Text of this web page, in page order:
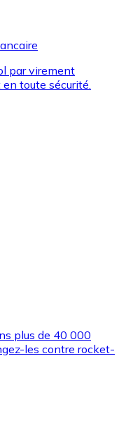
pour acheter
vos marques
par virement
toute sécurité.
plus de 40 000
les contre rocket-